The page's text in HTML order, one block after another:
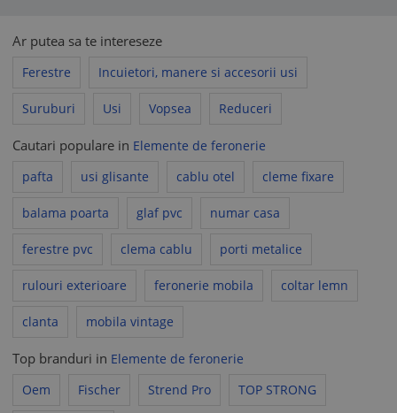
Ar putea sa te intereseze
Ferestre Incuietori, manere si accesorii usi
Suruburi Usi Vopsea Reduceri
Cautari populare in Elemente de feronerie
pafta
usi glisante cablu otel cleme fixare
balama poarta glaf pvc numar casa
ferestre pvc clema cablu porti metalice
rulouri exterioare feronerie mobila coltar lemn
clanta mobila vintage
Top branduri in Elemente de feronerie
Oem
Fischer Strend Pro TOP STRONG